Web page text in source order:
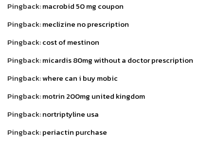
Pingback:macrobid 50 mg coupon
Pingback:meclizine no prescription
Pingback:cost of mestinon
Pingback:micardis 80mg without a doctor prescription
Pingback:where can i buy mobic
Pingback:motrin 200mg united kingdom
Pingback:nortriptyline usa
Pingback:periactin purchase